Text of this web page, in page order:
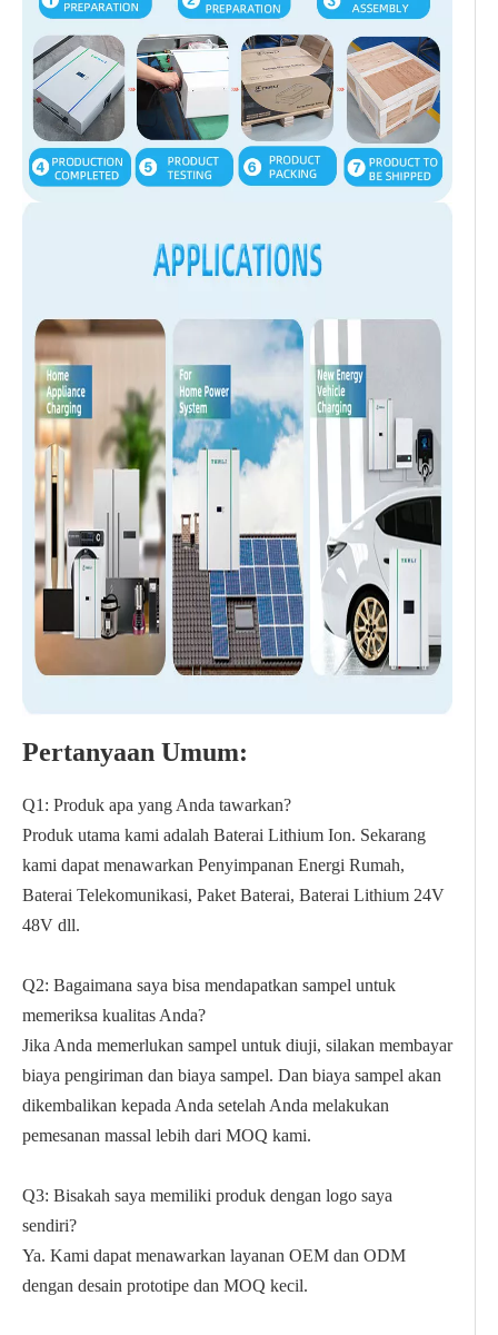
Pertanyaan Umum:
Q1: Produk apa yang Anda tawarkan?
Produk utama kami adalah Baterai Lithium Ion. Sekarang
kami dapat menawarkan Penyimpanan Energi Rumah,
Baterai Telekomunikasi, Paket Baterai, Baterai Lithium 24V
48V dll.
Q2: Bagaimana saya bisa mendapatkan sampel untuk
memeriksa kualitas Anda?
Jika Anda memerlukan sampel untuk diuji, silakan membayar
biaya pengiriman dan biaya sampel. Dan biaya sampel akan
dikembalikan kepada Anda setelah Anda melakukan
pemesanan massal lebih dari MOQ kami.
Q3: Bisakah saya memiliki produk dengan logo saya
sendiri?
Ya. Kami dapat menawarkan layanan OEM dan ODM
dengan desain prototipe dan MOQ kecil.